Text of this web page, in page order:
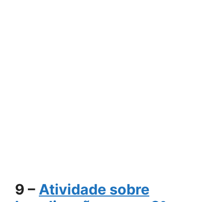
9 – Atividade sobre